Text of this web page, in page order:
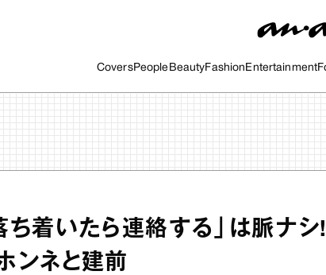
CoversPeople BeautyFashion Entertainment
落ち着いたら連絡する」は脈ナ
ンネと建前